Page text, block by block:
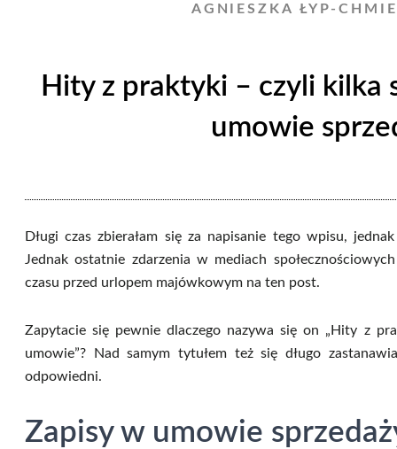
AGNIESZKA ŁYP-
Hity z praktyki – czyli kilka
umowie
Długi czas zbierałam się za napisanie tego wpisu,
Jednak ostatnie zdarzenia w mediach
czasu przed urlopem majówkowym na ten post.
Zapytacie się pewnie dlaczego nazywa się on „Hity z
umowie”? Nad samym tytułem też się długo
odpowiedni.
Zapisy w umowie